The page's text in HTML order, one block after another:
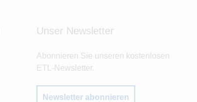
Unser Newsletter
Abonnieren Sie unseren kostenlosen
ETL-Newsletter.
Newsletter abonnieren